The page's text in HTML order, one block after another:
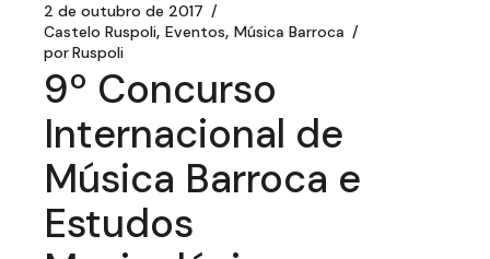
2 de outubro de 2017
Castelo Ruspoli Eventos Música Barroca
porRuspoli
9º Concurso
Internacional de
Música Barroca e
Estudos